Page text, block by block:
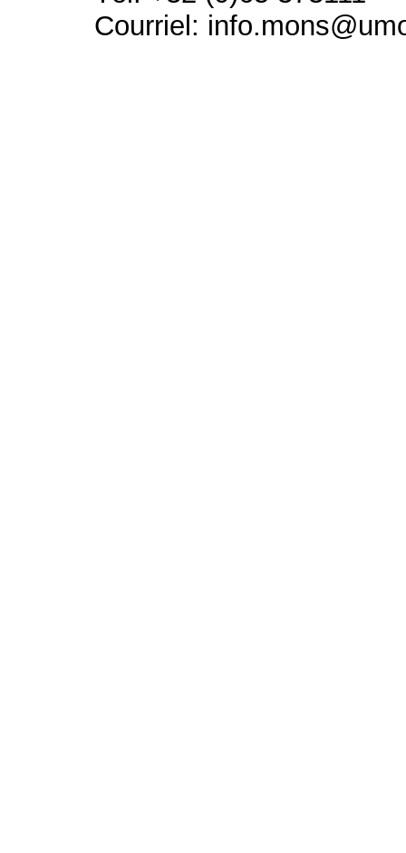
Courriel: